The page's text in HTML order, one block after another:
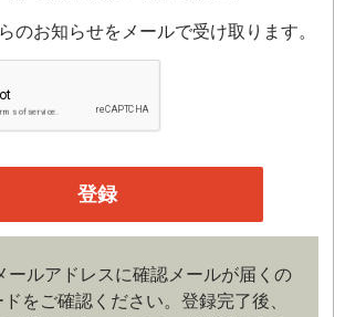
が提供するサービスについて規定したも
、機関投資家や金融機関の役職員、事業
研究機関などの役職員、もしくは専門家の
していることを条件とし、登録の申し込み
が入会を承諾した時点で、本会員規約の
や本規約に違反するおそれがある場合に
登録を拒否もしくは抹消することができま
のお知らせをメールで受け取ります。
ールアドレスに確認メールが届くの
をご確認ください。登録完了後、